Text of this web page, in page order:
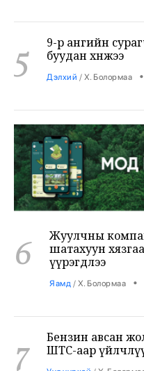
5
буудан хөнөөжээ
Дэлхий/Х. Болормаа •
6
Жуулчны
үүрэгдлээ
Яамд/Х. Болормаа •
7
ШТС-аар
Уул уурхай /Х.